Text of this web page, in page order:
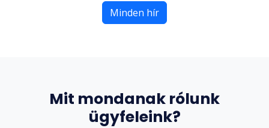
Minden hír
Mit mondanak rólunk
ügyfeleink?